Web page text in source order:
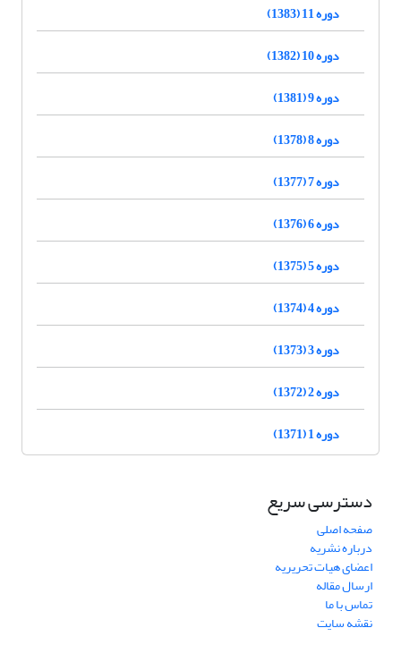
دوره 11 (1383)
دوره 10 (1382)
دوره 9 (1381)
دوره 8 (1378)
دوره 7 (1377)
دوره 6 (1376)
دوره 5 (1375)
دوره 4 (1374)
دوره 3 (1373)
دوره 2 (1372)
دوره 1 (1371)
دسترسی سریع
صفحه اصلی
درباره نشریه
اعضای هیات تحریریه
ارسال مقاله
تماس با ما
نقشه سایت